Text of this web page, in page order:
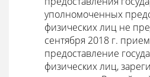
уполномоченных
физических лиц не
сентября 2018 г.
предоставление
физических лиц,